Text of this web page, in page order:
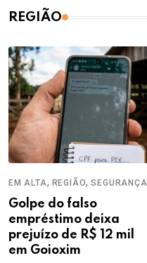
REGIÃO
EM ALTA, REGIÃO,SEGURANÇA
Golpe do falso
empréstimo deixa
prejuízo de R$ 12 mil
em Goioxim